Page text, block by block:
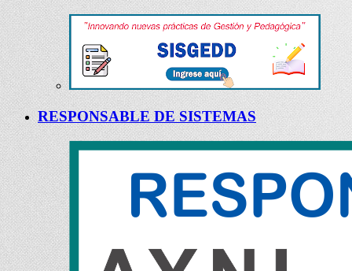
RESPONSABLE DE SISTEMAS